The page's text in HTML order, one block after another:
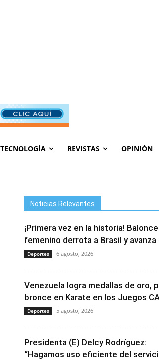
TECNOLOGÍA REVISTAS OPINIÓN
Noticias Relevantes
¡Primera vez en la historia!
femenino derrota a Brasil y avanza
Deportes 6 agosto, 2026
Venezuela logra medallas de oro,
bronce en Karate en los Juegos
Deportes 5 agosto, 2026
Presidenta (E) Delcy Rodríguez:
“Hagamos uso eficiente del